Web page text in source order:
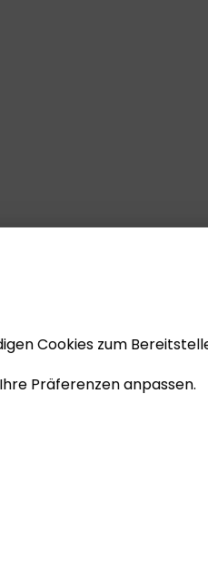
Cookies zum
Präferenzen anpassen.